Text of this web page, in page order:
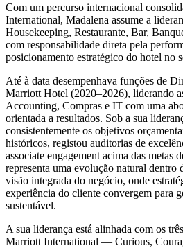
Com um percurso internacional
International, Madalena assume a
Housekeeping, Restaurante, Bar,
com responsabilidade direta pela
posicionamento estratégico do hotel no
Até à data desempenhava funções de
Marriott Hotel (2020–2026), liderando
Accounting, Compras e IT com uma
orientada a resultados. Sob a sua
consistentemente os objetivos
históricos, registou auditorias de
associate engagement acima das metas
representa uma evolução natural dentro
visão integrada do negócio, onde
experiência do cliente convergem para
sustentável.
A sua liderança está alinhada com os
Marriott International — Curious,